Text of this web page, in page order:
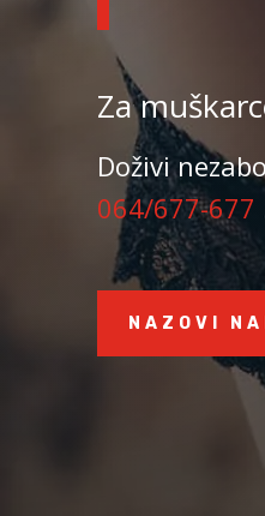
Za
Doživi
064/677-677
NAZOVI